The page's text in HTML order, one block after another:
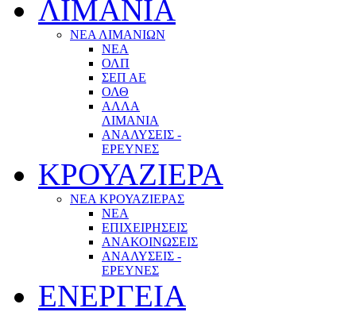
ΛΙΜΑΝΙΑ
ΝΕΑ ΛΙΜΑΝΙΩΝ
ΝΕΑ
ΟΛΠ
ΣΕΠ ΑΕ
ΟΛΘ
ΑΛΛΑ
ΛΙΜΑΝΙΑ
ΑΝΑΛΥΣΕΙΣ -
ΕΡΕΥΝΕΣ
ΚΡΟΥΑΖΙΕΡΑ
ΝΕΑ ΚΡΟΥΑΖΙΕΡΑΣ
NEA
ΕΠΙΧΕΙΡΗΣΕΙΣ
ΑΝΑΚΟΙΝΩΣΕΙΣ
ΑΝΑΛΥΣΕΙΣ -
ΕΡΕΥΝΕΣ
ΕΝΕΡΓΕΙΑ